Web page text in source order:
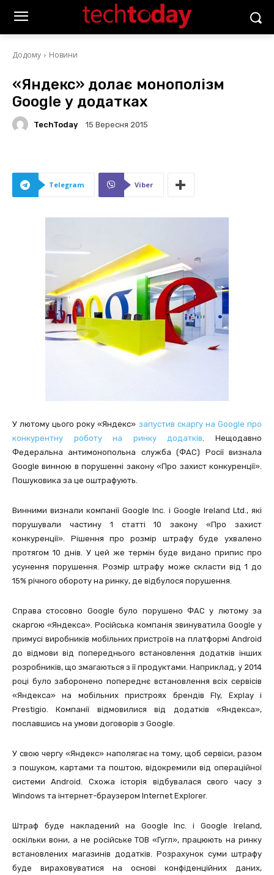
Додому Новини
«Яндекс» долає монополізм
Google у додатках
TechToday 15 Вересня 2015
Telegram Viber
У лютому цього року «Яндекс» запустив скаргу на Google про
конкурентну роботу на ринку додатків. Нещодавно
Федеральна антимонопольна служба (ФАС) Росії визнала
Google винною в порушенні закону «Про захист конкуренції».
Пошуковика за це оштрафують.
Винними визнали компанії Google Inc. і Google Ireland Ltd., які
порушували частину 1 статті 10 закону «Про захист
конкуренції». Рішення про розмір штрафу буде ухвалено
протягом 10 днів. У цей же термін буде видано припис про
усунення порушення. Розмір штрафу може скласти від 1 до
15% річного обороту на ринку, де відбулося порушення.
Справа стосовно Google було порушено ФАС у лютому за
скаргою «Яндекса». Російська компанія звинуватила Google у
примусі виробників мобільних пристроїв на платформі Android
до відмови від попереднього встановлення додатків інших
розробників, що змагаються з її продуктами. Наприклад, у 2014
році було заборонено попереднє встановлення всіх сервісів
«Яндекса» на мобільних пристроях брендів Fly, Explay і
Prestigio. Компанії відмовилися від додатків «Яндекса»,
пославшись на умови договорів з Google.
У свою чергу «Яндекс» наполягає на тому, щоб сервіси, разом
з пошуком, картами та поштою, відокремили від операційної
системи Android. Схожа історія відбувалася свого часу з
Windows та інтернет-браузером Internet Explorer.
Штраф буде накладений на Google Inc. і Google Ireland,
оскільки вони, а не російське ТОВ «Гугл», працюють на ринку
встановлених магазинів додатків. Розрахунок суми штрафу
буде вираховуватися на основі конфіденційних даних,